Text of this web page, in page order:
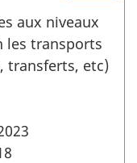
aux niveaux
les transports
transferts, etc)